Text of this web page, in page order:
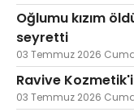
Oğlumu kızım
seyretti
03 Temmuz 2026
Ravive
03 Temmuz 2026